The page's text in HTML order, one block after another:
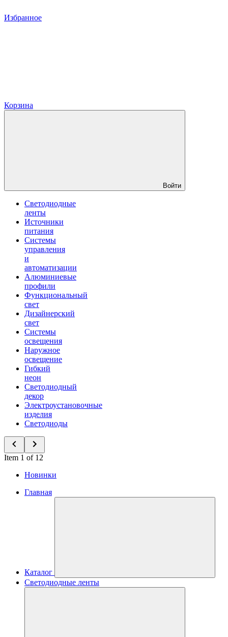
Избранное
Корзина
Войти
Светодиодные
ленты
Источники
питания
Системы
управления
и
автоматизации
Алюминиевые
профили
Функциональный
свет
Дизайнерский
свет
Системы
освещения
Наружное
освещение
Гибкий
неон
Светодиодный
декор
Электроустановочные
изделия
Светодиоды
Item 1 of 12
Новинки
Главная
Каталог
Светодиодные ленты